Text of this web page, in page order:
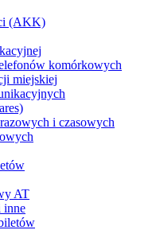
(AKK)
komórkowych
miejskiej
i czasowych
AT
inne